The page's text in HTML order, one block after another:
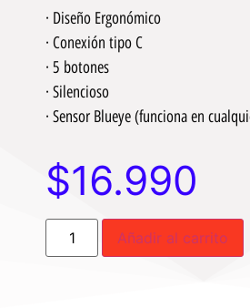
· Diseño Ergonómico
· Conexión tipo C
· 5 botones
· Silencioso
· Sensor Blueye (funciona en
$16.990
Añadir al carrito